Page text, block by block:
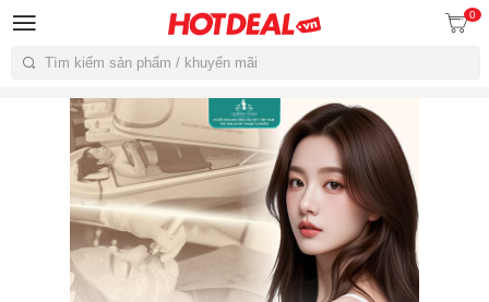
Tìm kiếm
0